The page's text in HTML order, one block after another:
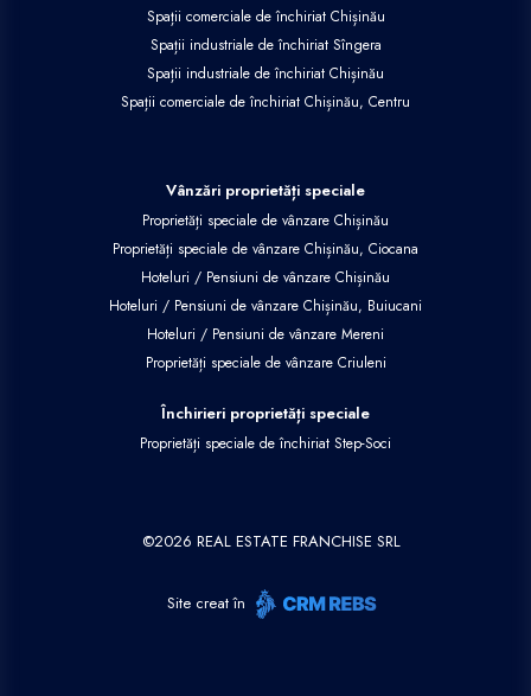
Spații comerciale de închiriat Chișinău
Spații industriale de închiriat Sîngera
Spații industriale de închiriat Chișinău
Spații comerciale de închiriat Chișinău, Centru
Vânzări proprietăți speciale
Proprietăți speciale de vânzare Chișinău
Proprietăți speciale de vânzare Chișinău, Ciocana
Hoteluri / Pensiuni de vânzare Chișinău
Hoteluri / Pensiuni de vânzare Chișinău, Buiucani
Hoteluri / Pensiuni de vânzare Mereni
Proprietăți speciale de vânzare Criuleni
Închirieri proprietăți speciale
Proprietăți speciale de închiriat Step-Soci
©2026 REAL ESTATE FRANCHISE SRL
Site creat în